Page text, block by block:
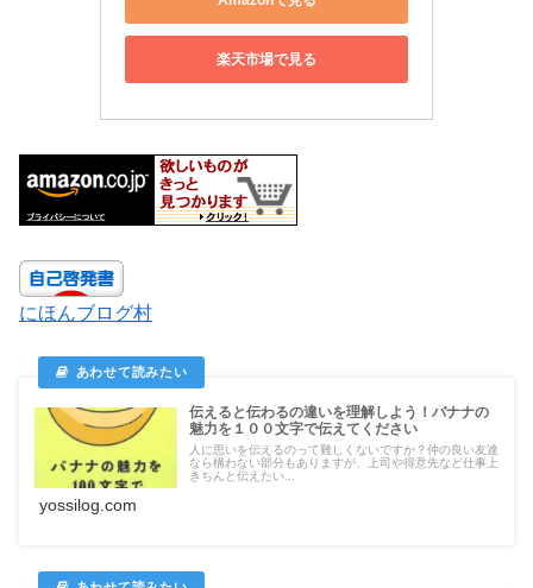
楽天市場で見る
にほんブログ村
伝えると伝わるの違いを理解しよう！バナナの
魅力を１００文字で伝えてください
人に思いを伝えるのって難しくないですか？仲の良い友達
なら構わない部分もありますが、上司や得意先など仕事上
きちんと伝えたい...
yossilog.com